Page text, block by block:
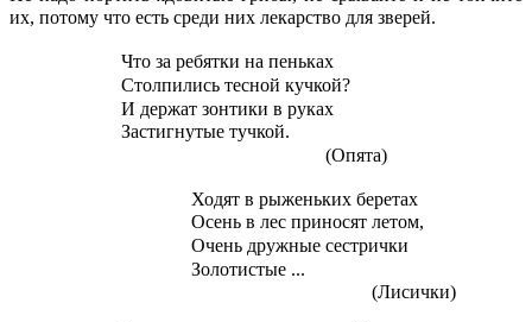
их, потому что есть среди них лекарство для зверей.
Что за ребятки на пеньках
Столпились тесной кучкой?
И держат зонтики в руках
Застигнутые тучкой.
(Опята)
Ходят в рыженьких беретах
Осень в лес приносят летом,
Очень дружные сестрички
Золотистые ...
(Лисички)